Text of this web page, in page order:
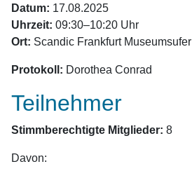
Datum: 17.08.2025
Uhrzeit: 09:30–10:20 Uhr
Ort: Scandic Frankfurt Museumsufer
Protokoll: Dorothea Conrad
Teilnehmer
Stimmberechtigte Mitglieder: 8
Davon: